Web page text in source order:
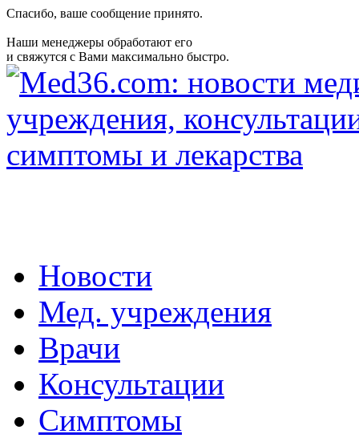
Спасибо, ваше сообщение принято.
Наши менеджеры обработают его
и свяжутся с Вами максимально быстро.
Новости
Мед. учреждения
Врачи
Консультации
Симптомы